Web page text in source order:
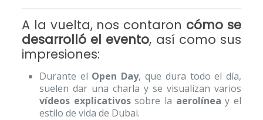
A la vuelta, nos contaron cómo se
desarrolló el evento, así como sus
impresiones:
Durante el Open Day, que dura todo el día,
suelen dar una charla y se visualizan varios
vídeos explicativossobre la aerolínea y el
estilo de vida de Dubai.